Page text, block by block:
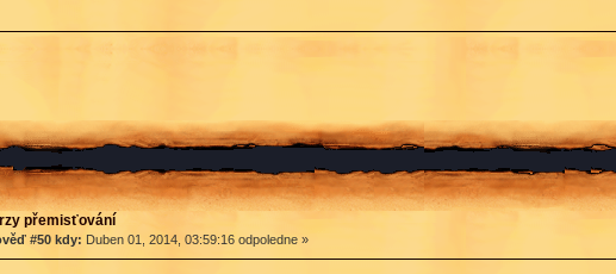
přemisťování
#50 kdy: Duben 01, 2014, 03:59:16 odpoledne »